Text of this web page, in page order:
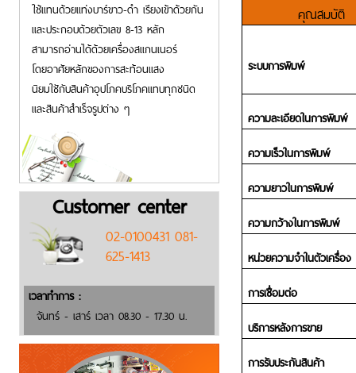
ใช้แทนด้วยแท่งบาร์ขาว-ดำ เรียงเข้าด้วยกัน
และประกอบด้วยตัวเลข 8-13 หลัก
สามารถอ่านได้ด้วยเครื่องสแกนเนอร์
โดยอาศัยหลักของการสะท้อนแสง
นิยมใชักับสินค้าอุปโภคบริโภคแทบทุกชนิด
และสินค้าสำเร็จรูปต่าง ๆ
Customer center
02-0100431 081-
625-1413
เวลาทำการ :
จันทร์ - เสาร์ เวลา 08.30 - 17.30 น.
คุณสมบัติ
ระบบการพิมพ์
ความละเอียดในการพิมพ์
ความเร็วในการพิมพ์
ความยาวในการพิมพ์
ความกว้างในการพิมพ์
หน่วยความจำในตัวเครื่อง
การเชื่อมต่อ
บริการหลังการขาย
การรับประกันสินค้า